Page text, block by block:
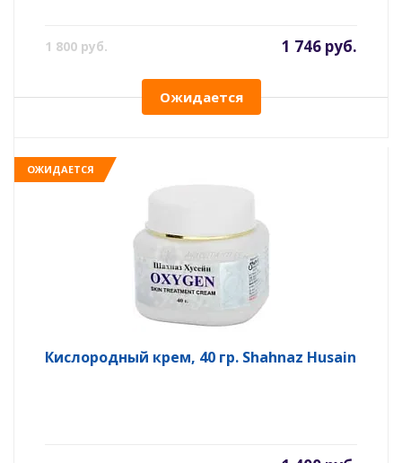
1 800 руб. 1 746 руб.
Ожидается
ОЖИДАЕТСЯ
Кислородный крем, 40 гр. Shahnaz Husain